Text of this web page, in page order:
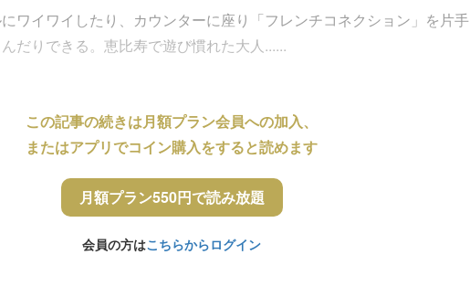
ワイワイしたり、カウンターに座り「フレンチコネクション」を片手
だりできる。恵比寿で遊び慣れた大人......
この記事の続きは月額プラン会員への加入、
またはアプリでコイン購入をすると読めます
月額プラン550円で読み放題
会員の方はこちらからログイン